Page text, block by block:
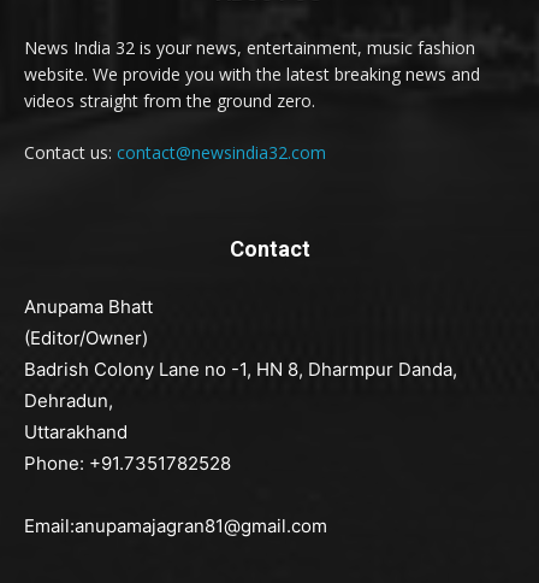
News India 32 is your news, entertainment, music fashion
website. We provide you with the latest breaking news and
videos straight from the ground zero.
Contact us: contact@newsindia32.com
Contact
Anupama Bhatt
(Editor/Owner)
Badrish Colony Lane no -1, HN 8, Dharmpur Danda,
Dehradun,
Uttarakhand
Phone: +91.7351782528
Email:anupamajagran81@gmail.com